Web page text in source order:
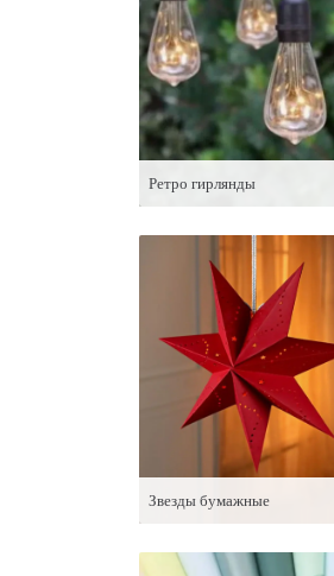
Ретро гирлянды
Звезды бумажные